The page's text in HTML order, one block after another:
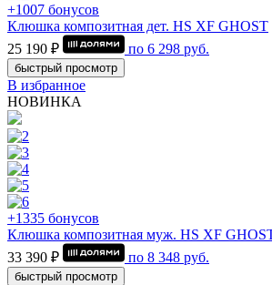
+1007 бонусов
Клюшка композитная дет. HS XF GHOST
25 190 ₽
по 6 298 руб.
быстрый просмотр
В избранное
НОВИНКА
+1335 бонусов
Клюшка композитная муж. HS XF
33 390 ₽
по 8 348 руб.
быстрый просмотр